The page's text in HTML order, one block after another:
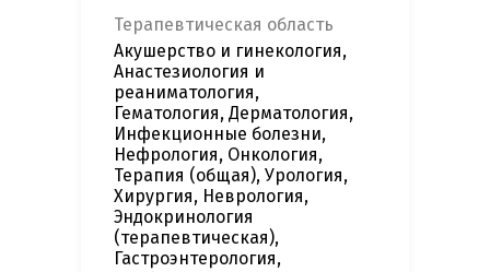
Терапевтическая область
Акушерство и гинекология,
Анастезиология и
реаниматология,
Гематология, Дерматология,
Инфекционные болезни,
Нефрология, Онкология,
Терапия (общая), Урология,
Хирургия, Неврология,
Эндокринология
(терапевтическая),
Гастроэнтерология,